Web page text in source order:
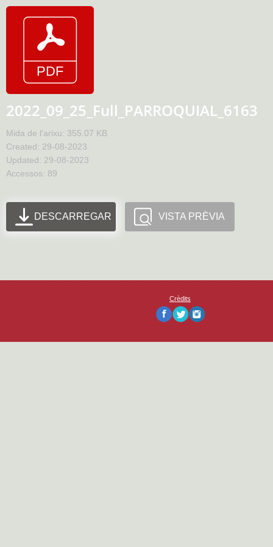
2022_09_25_Full_PARROQUIAL_6163
Mida de l'arixu: 355.07 KB
Created: 29-08-2023
Updated: 29-08-2023
Accessos: 89
DESCARREGAR VISTA PRÈVIA
Crèdits